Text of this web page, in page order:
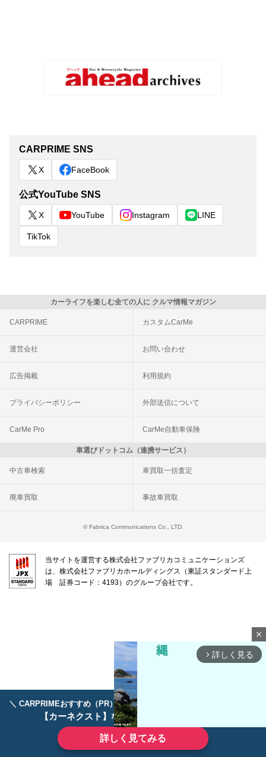
＼ CARPRIMEおすすめ（PR） ／ディーラーで手放すのはもったいない！
【カーネクスト】ならどんなクルマも高価買取
詳しく見てみる
CARPRIME SNS
X FaceBook
公式YouTube SNS
X YouTube Instagram LINE
TikTok
カーライフを楽しむ全ての人に クルマ情報マガジン
CARPRIME カスタムCarMe
運営会社 お問い合わせ
広告掲載 利用規約
プライバシーポリシー 外部送信について
CarMe Pro CarMe自動車保険
車選びドットコム（連携サービス）
中古車検索 車買取一括査定
廃車買取 事故車買取
© Fabrica Communications Co., LTD.
当サイトを運営する株式会社ファブリカコミュニケーションズ
は、株式会社ファブリカホールディングス（東証スタンダード上
場 証券コード：4193）のグループ会社です。
close
arrow_forward_ios 詳しく見る